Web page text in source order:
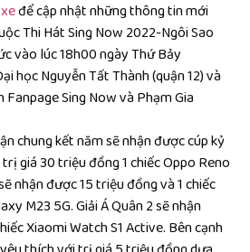
để cập nhật những thông tin mới
Thi Hát Sing Now 2022-Ngôi Sao
vào lúc 18h00 ngày Thứ Bảy
học Nguyễn Tất Thành (quận 12) và
Sing Now và Phạm Gia
chung kết năm sẽ nhận được cúp kỷ
giá 30 triệu đồng 1 chiếc Oppo Reno
nhận được 15 triệu đồng và 1 chiếc
M23 5G. Giải Á Quân 2 sẽ nhận
Xiaomi Watch S1 Active. Bên cạnh